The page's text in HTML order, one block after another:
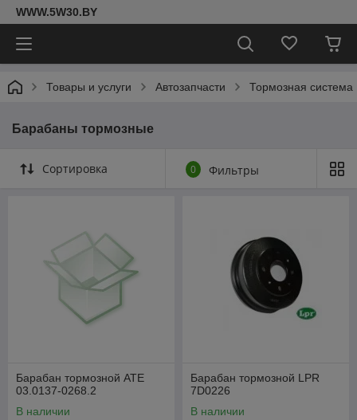
WWW.5W30.BY
Товары и услуги Автозапчасти Тормозная система
Барабаны тормозные
Сортировка 0 Фильтры
Барабан тормозной ATE
03.0137-0268.2
В наличии
Барабан тормозной LPR
7D0226
В наличии